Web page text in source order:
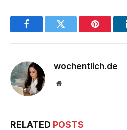
FacebookTwitter Pinterest
wochentlich.de
Website
RELATED POSTS